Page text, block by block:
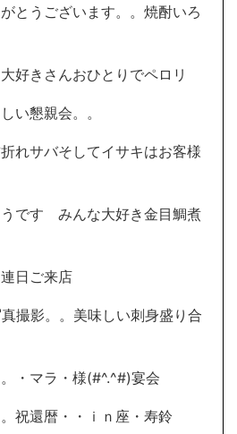
とうございます。。焼酎いろ
好きさんおひとりでペロリ
い懇親会。。
サバそしてイサキはお客様
です みんな大好き金目鯛煮
日ご来店
撮影。。美味しい刺身盛り合
・マラ・様(#^.^#)宴会
祝還暦・・ｉｎ座・寿鈴